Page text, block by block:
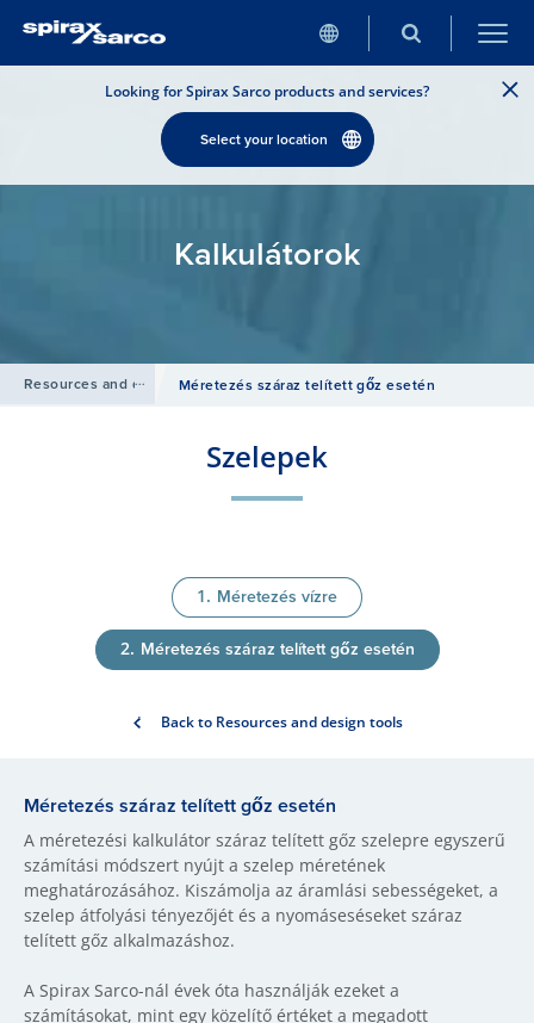
Looking for Spirax Sarco products and services?
Select your location
Kalkulátorok
Resources and design tools /
Méretezés száraz telített gőz esetén
Szelepek
Méretezés vízre
Méretezés száraz telített gőz esetén
Back to Resources and design tools
Méretezés száraz telített gőz esetén
A méretezési kalkulátor száraz telített gőz szelepre egyszerű
számítási módszert nyújt a szelep méretének
meghatározásához. Kiszámolja az áramlási sebességeket, a
szelep átfolyási tényezőjét és a nyomáseséseket száraz
telített gőz alkalmazáshoz.
A Spirax Sarco-nál évek óta használják ezeket a
számításokat, mint egy közelítő értéket a megadott